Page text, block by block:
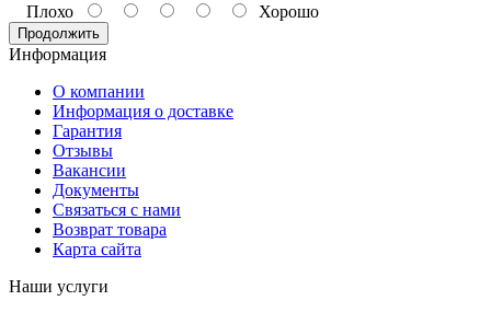
Плохо
Хорошо
Продолжить
Информация
О компании
Информация о доставке
Гарантия
Отзывы
Вакансии
Документы
Связаться с нами
Возврат товара
Карта сайта
Наши услуги